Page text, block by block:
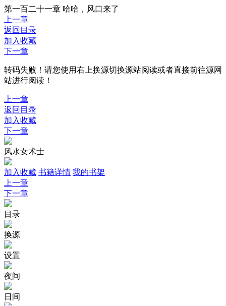
第一百二十一章 哈哈，风口来了
上一章
返回目录
加入收藏
下一章
转码失败！请您使用右上换源切换源站阅读或者直接前往源网
站进行阅读！
上一章
返回目录
加入收藏
下一章
风水女术士
加入收藏 书籍详情 我的书架
上一章
下一章
目录
换源
设置
夜间
日间